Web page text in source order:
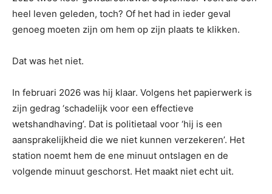
heel leven geleden, toch? Of het had in ieder geval
genoeg moeten zijn om hem op zijn plaats te klikken.
Dat was het niet.
In februari 2026 was hij klaar. Volgens het papierwerk is
zijn gedrag ‘schadelijk voor een effectieve
wetshandhaving’. Dat is politietaal voor ‘hij is een
aansprakelijkheid die we niet kunnen verzekeren’. Het
station noemt hem de ene minuut ontslagen en de
volgende minuut geschorst. Het maakt niet echt uit.